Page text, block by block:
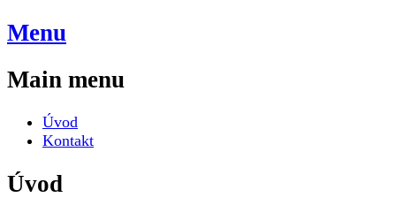
Menu
Main menu
Úvod
Kontakt
Úvod